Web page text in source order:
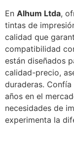
En Alhum Ltda,
tintas de
calidad que
compatibilidad
están diseñados
calidad-precio,
duraderas.
años en el
necesidades de
experimenta la